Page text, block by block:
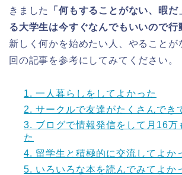
きました
「何もすることがない、暇
る大学生は今すぐなんでもいいので行
新しく何かを始めたい人、やることが
回の記事を参考にしてみてください。
1. 一人暮らしをしてよかった
2. サークルで友達がたくさんでき
3. ブログで情報発信をして月16万
た
4. 留学生と積極的に交流してよか
5. いろいろな本を読んでみてよか